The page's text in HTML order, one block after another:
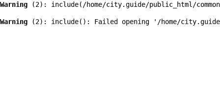
Warning (2) : include(/home/city.guide/public_html/
Warning (2) : include(): Failed opening '/home/